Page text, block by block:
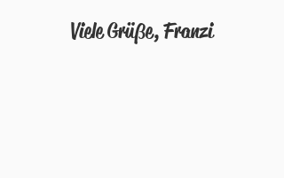
Viele Grüße, Franzi